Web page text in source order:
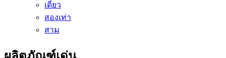
เดี่ยว
สองเท่า
สาม